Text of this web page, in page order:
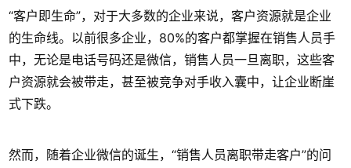
“客户即生命”，对于大多数的企业来说，客户资源就是企业
的生命线。以前很多企业，80%的客户都掌握在销售人员手
中，无论是电话号码还是微信，销售人员一旦离职，这些客
户资源就会被带走，甚至被竞争对手收入囊中，让企业断崖
式下跌。
然而，随着企业微信的诞生，“销售人员离职带走客户”的问